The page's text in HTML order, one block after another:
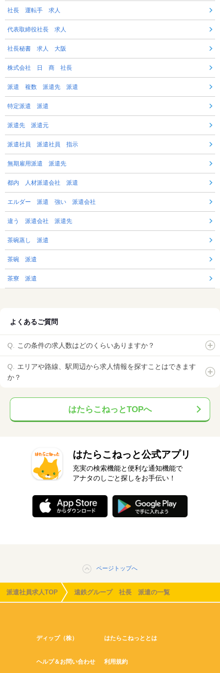
社長 運転手 求人
代表取締役社長 求人
社長秘書 求人 大阪
株式会社 日 商 社長
派遣 複数 派遣先 派遣
特定派遣 派遣
派遣先 派遣元
派遣社員 派遣社員 指示
無期雇用派遣 派遣先
都内 人材派遣会社 派遣
エルダー 派遣 強い 派遣会社
違う 派遣会社 派遣先
茶碗蒸し 派遣
茶碗 派遣
茶寮 派遣
よくあるご質問
この条件の求人数はどのくらいありますか？
エリアや路線、駅周辺から求人情報を探すことはできます
か？
はたらこねっとTOPへ
はたらこねっと公式アプリ
充実の検索機能と便利な通知機能で
アナタのしごと探しをお手伝い！
ページトップへ
派遣社員求人TOP 遠鉄グループ 社長 派遣の一覧
ディップ（株） はたらこねっととは
ヘルプ＆お問い合わせ 利用規約